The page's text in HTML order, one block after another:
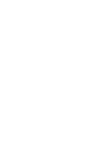
iconic red/
left, there are
brightly lit